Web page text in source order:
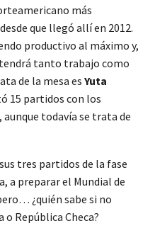
más
que llegó allí en 2012.
productivo al máximo y,
tanto trabajo como
de la mesa es Yuta
15 partidos con los
todavía se trata de
tres partidos de la fase
a preparar el Mundial de
¿quién sabe si no
o República Checa?